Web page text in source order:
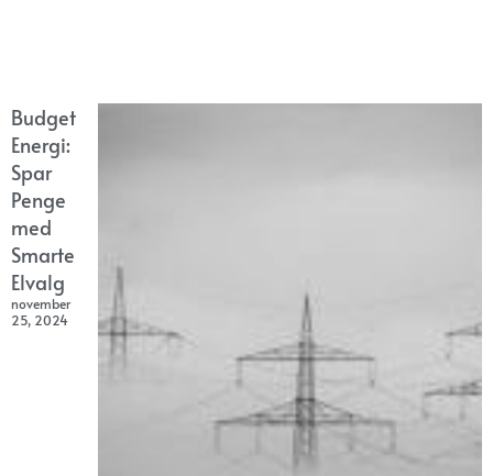
Budget
Energi:
Spar
Penge
med
Smarte
Elvalg
november
25, 2024